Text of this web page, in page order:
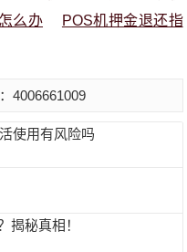
么办
POS机押金退还指
4006661009
使用有风险吗
揭秘真相！